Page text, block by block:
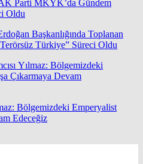
Başkanlığında Toplanan
Türkiye” Süreci Oldu
Bölgemizdeki Emperyalist
Edeceğiz